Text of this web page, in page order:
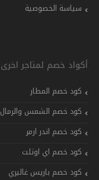
سياسة الخصوصية
أكواد خصم لمتاجر اخرى
كود خصم المطار
كود خصم الشمس والرمال
كود خصم اندر ارمر
كود خصم اي اوتلت
كود خصم باريس غاليري